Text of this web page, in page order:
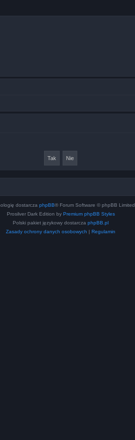
dostarcza phpBB® Forum Software © phpBB Limited
Prosilver Dark Edition by Premium phpBB Styles
Polski pakiet językowy dostarcza phpBB.pl
Zasady ochrony danych osobowych | Regulamin